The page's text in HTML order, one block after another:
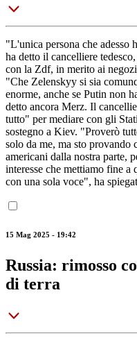
"L'unica persona che adesso
ha detto il cancelliere
con la Zdf, in merito ai
"Che Zelenskyy si sia
enorme, anche se Putin non
detto ancora Merz. Il
tutto" per mediare con gli
sostegno a Kiev. "Proverò
solo da me, ma sto provando
americani dalla nostra parte,
interesse che mettiamo fine a
con una sola voce", ha
15 Mag 2025 - 19:42
Russia: rimosso
di terra